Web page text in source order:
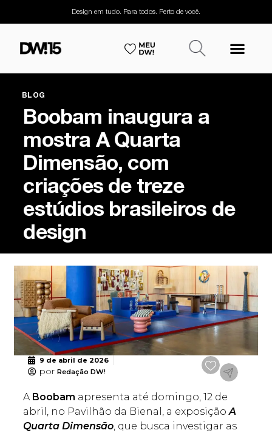
Design em tudo. Para todos. Perto de você.
BLOG
Boobam inaugura a
mostra A Quarta
Dimensão, com
criações de treze
estúdios brasileiros de
design
9 de abril de 2026
por Redação DW!
A Boobam apresenta até domingo, 12 de
abril, no Pavilhão da Bienal, a exposiçãoA
Quarta Dimensão, que busca investigar as